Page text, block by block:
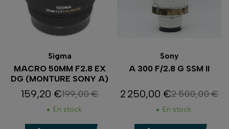
Sigma
MACRO 50MM F2.8 EX
DG (MONTURE SONY A)
Prix
159,20 €Prix de base
199,00 €
En stock
Sony
A 300 F/2.8 G SSM II
Prix
2 250,00 €Prix de base
2 500,00 €
En stock